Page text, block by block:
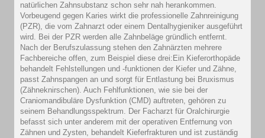
natürlichen Zahnsubstanz schon sehr nah herankommen.
Vorbeugend gegen Karies wirkt die professionelle Zahnreinigung
(PZR), die vom Zahnarzt oder einem Dentalhygieniker ausgeführt
wird. Bei der PZR werden alle Zahnbeläge gründlich entfernt.
Nach der Berufszulassung stehen den Zahnärzten mehrere
Fachbereiche offen, zum Beispiel diese drei:Ein Kieferorthopäde
behandelt Fehlstellungen und -funktionen der Kiefer und Zähne,
passt Zahnspangen an und sorgt für Entlastung bei Bruxismus
(Zähneknirschen). Auch Fehlfunktionen, wie sie bei der
Craniomandibuläre Dysfunktion (CMD) auftreten, gehören zu
seinem Behandlungsspektrum. Der Facharzt für Oralchirurgie
befasst sich unter anderem mit der operativen Entfernung von
Zähnen und Zysten, behandelt Kieferfrakturen und ist zuständig